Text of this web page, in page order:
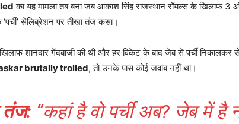
का यह मामला तब बना जब आकाश सिंह राजस्थान रॉयल्स के खिलाफ 3
सेलिब्रेशन पर तीखा तंज कसा।
शानदार गेंदबाजी की थी और हर विकेट के बाद जेब से पर्ची निकालकर
brutally trolled, तो उनके पास कोई जवाब नहीं था।
तंज: “कहां है वो पर्ची अब? जेब में है